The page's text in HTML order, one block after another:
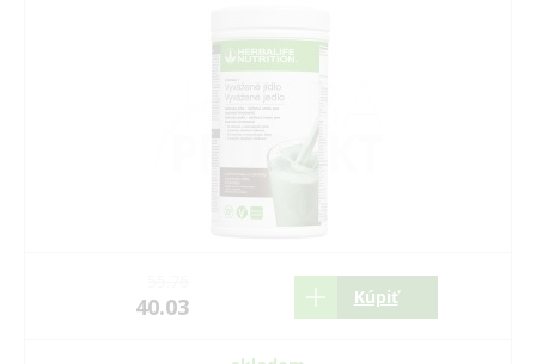
40.03 Kúpiť